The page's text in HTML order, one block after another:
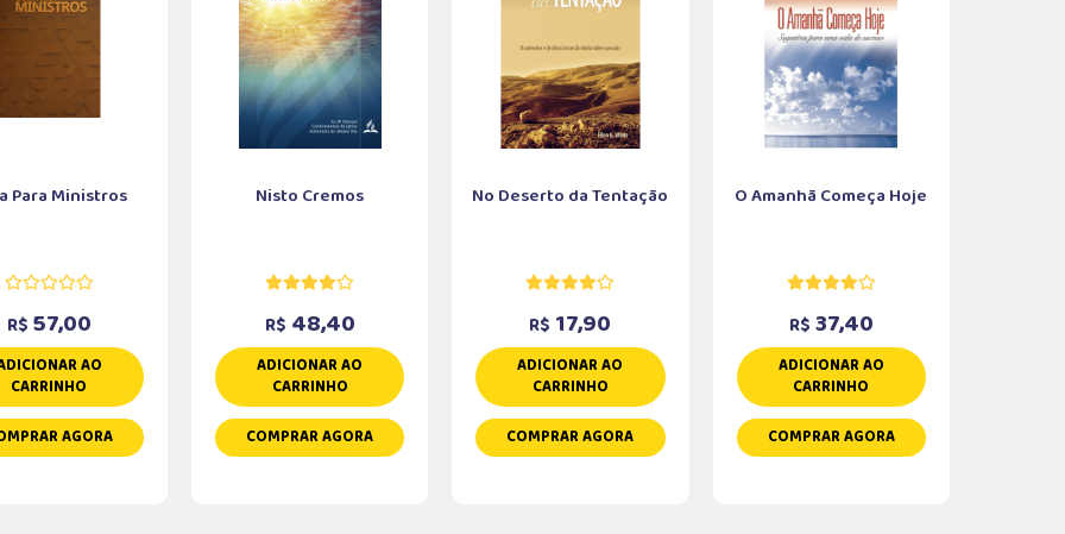
Para Ministros
R$ 57,00
AO
CARRINHO
AGORA
Nisto Cremos
R$ 48,40
ADICIONAR AO
CARRINHO
COMPRAR AGORA
No Deserto da Tentação
R$ 17,90
ADICIONAR AO
CARRINHO
COMPRAR AGORA
O Amanhã Começa Hoje
R$ 37,40
ADICIONAR AO
CARRINHO
COMPRAR AGORA